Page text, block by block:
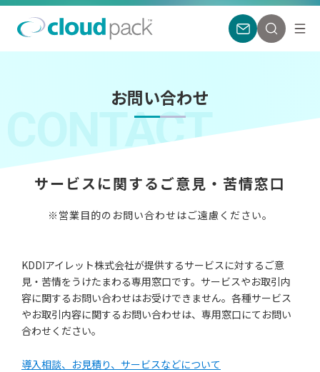
お問い合わせ
CONTACT
サービスに関するご意見・苦情窓口
※営業目的のお問い合わせはご遠慮ください。
KDDIアイレット株式会社が提供するサービスに対するご意
見・苦情をうけたまわる専用窓口です。サービスやお取引内
容に関するお問い合わせはお受けできません。各種サービス
やお取引内容に関するお問い合わせは、専用窓口にてお問い
合わせください。
導入相談、お見積り、サービスなどについて